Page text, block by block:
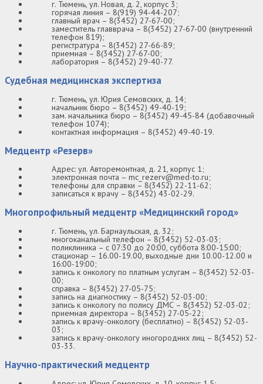
г. Тюмень, ул. Новая, д. 2, корпус 3;
горячая линия – 8(919) 94-44-207;
главный врач – 8(3452) 27-67-00;
заместитель главврача – 8(3452) 27-67-00 (внутренний
телефон 819);
регистратура – 8(3452) 27-66-89;
приемная – 8(3452) 27-67-00;
лаборатория – 8(3452) 29-40-77.
Судебная медицинская экспертиза
г. Тюмень, ул. Юрия Семовских, д. 14;
начальник бюро – 8(3452) 49-40-19;
зам. начальника бюро – 8(3452) 49-45-84 (добавочный
телефон 1074);
контактная информация – 8(3452) 49-40-19.
Медцентр «Резерв»
Адрес: ул. Авторемонтная, д. 21, корпус 1;
электронная почта – mc_rezerv@med-to.ru;
телефоны для справки – 8(3452) 22-11-62;
записаться к врачу – 8(3452) 43-02-29.
Многопрофильный медцентр «Медицинский город»
г. Тюмень, ул. Барнаульская, д. 32;
многоканальный телефон – 8(3452) 52-03-03;
поликлиника – с 07:30 до 20:00, суббота 8:00-15:00;
стационар – 16.00-19.00, выходные дни 10.00-12.00 и
16:00-19:00;
запись к онкологу по платным услугам – 8(3452) 52-03-
00;
справка – 8(3452) 27-05-75;
запись на диагностику – 8(3452) 52-03-00;
запись к онкологу по полису ДМС – 8(3452) 52-03-02;
приемная директора – 8(3452) 27-05-22;
запись к врачу-онкологу (бесплатно) – 8(3452) 52-03-
03;
запись к врачу-онкологу иногородних лиц – 8(3452) 52-
03-33.
Научно-практический медцентр